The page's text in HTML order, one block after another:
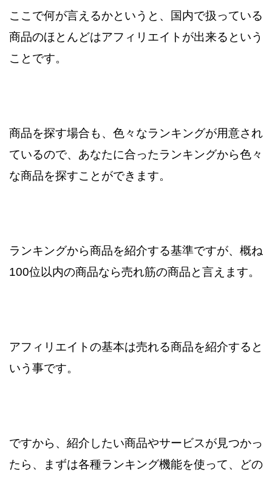
ここで何が言えるかというと、国内で扱っている
商品のほとんどはアフィリエイトが出来るという
ことです。
商品を探す場合も、色々なランキングが用意され
ているので、 あなたに合ったランキングから色々
な商品を探すことができます。
ランキングから商品を紹介する基準ですが、概ね
100位以内の商品なら売れ筋の商品と言えます。
アフィリエイトの基本は売れる商品を紹介すると
いう事です。
ですから、紹介したい商品やサービスが見つかっ
たら、
まずは各種ランキング機能を使って、どの